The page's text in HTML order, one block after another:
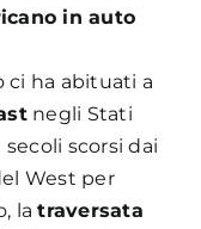
in auto
ci ha abituati a
negli Stati
scorsi dai
West per
latraversata